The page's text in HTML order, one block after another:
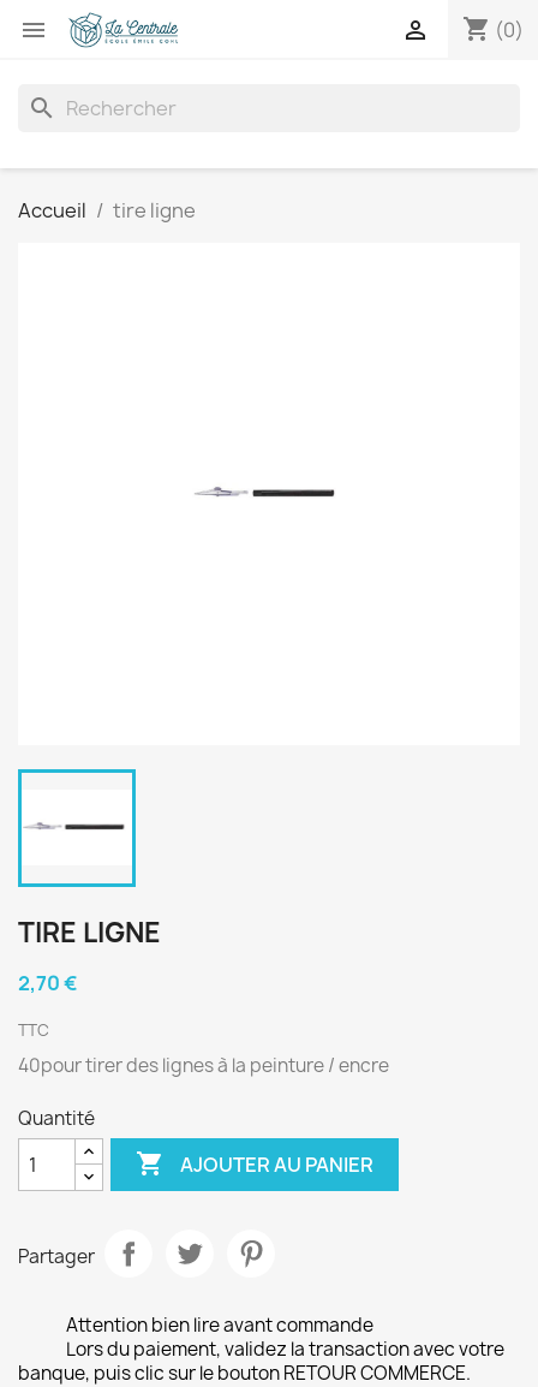
 shopping_cart (0)

search
Accueil tire ligne
TIRE LIGNE
2,70 €
TTC
40pour tirer des lignes à la peinture / encre
Quantité
 AJOUTER AU PANIER
Partager
Attention bien lire avant commande
Lors du paiement, validez la transaction avec votre
banque, puis clic sur le bouton RETOUR COMMERCE.